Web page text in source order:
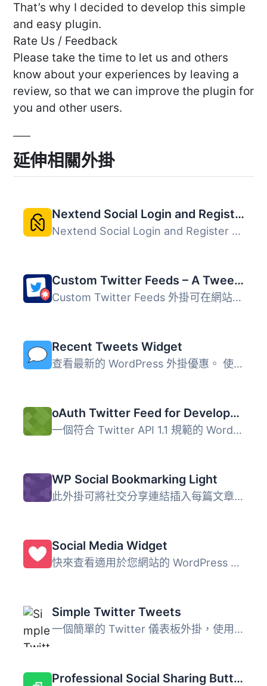
That’s why I decided to develop this simple
and easy plugin.
Rate Us / Feedback
Please take the time to let us and others
know about your experiences by leaving a
review, so that we can improve the plugin for
you and other users.
延伸相關外掛
Nextend Social Login and Register
Nextend Social Login and Register 是一款免費的社群登入外...
Custom Twitter Feeds – A Tweets Widget or X Feed Widget
Custom Twitter Feeds 外掛可在網站上顯示完全可自訂的 X fee...
Recent Tweets Widget
查看最新的 WordPress 外掛優惠。 使用快取的 Twitter API v1...
oAuth Twitter Feed for Developers
一個符合 Twitter API 1.1 規範的 WordPress 外掛，為主題開...
WP Social Bookmarking Light
此外掛可將社交分享連結插入每篇文章的頂部或底部。 對於主題...
Social Media Widget
快來查看適用於您網站的 WordPress 最新優惠。 社交媒體小工...
Simple Twitter Tweets
一個簡單的 Twitter 儀表板外掛，使用 Twitter OAth 和 API v...
Professional Social Sharing Buttons, Icons & Related Posts – Shareaholic